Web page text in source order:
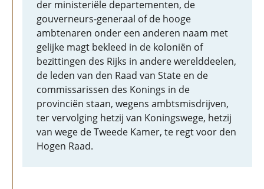
der ministeriële departementen, de
gouverneurs-generaal of de hooge
ambtenaren onder een anderen naam met
gelijke magt bekleed in de koloniën of
bezittingen des Rijks in andere werelddeelen,
de leden van den Raad van State en de
commissarissen des Konings in de
provinciën staan, wegens ambtsmisdrijven,
ter vervolging hetzij van Koningswege, hetzij
van wege de Tweede Kamer, te regt voor den
Hogen Raad.